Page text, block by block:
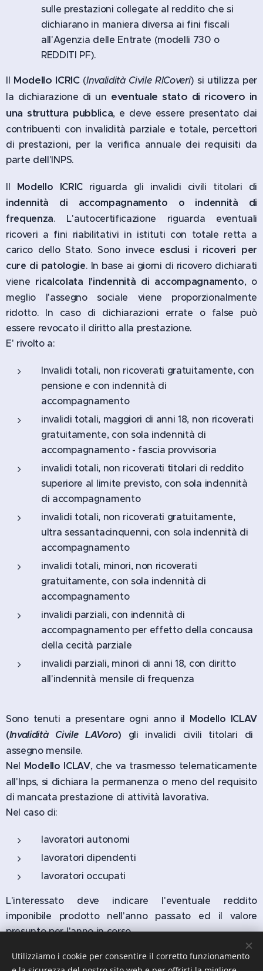
sulle prestazioni collegate al reddito che si
dichiarano in maniera diversa ai fini fiscali
all'Agenzia delle Entrate (modelli 730 o
REDDITI PF).
Il Modello ICRIC(Invalidità Civile RICoveri) si utilizza per
la dichiarazione di un eventuale stato di ricovero in
una struttura pubblica, e deve essere presentato dai
contribuenti con invalidità parziale e totale, percettori
di prestazioni, per la verifica annuale dei requisiti da
parte dell'INPS.
Il Modello ICRICriguarda gli invalidi civili titolari di
indennità di accompagnamento o indennità di
frequenza. L'autocertificazione riguarda eventuali
ricoveri a fini riabilitativi in istituti con totale retta a
carico dello Stato. Sono invece esclusi i ricoveri per
cure di patologie. In base ai giorni di ricovero dichiarati
viene ricalcolata l'indennità di accompagnamento, o
meglio l'assegno sociale viene proporzionalmente
ridotto. In caso di dichiarazioni errate o false può
essere revocato il diritto alla prestazione.
E' rivolto a:
Invalidi totali, non ricoverati gratuitamente, con
pensione e con indennità di
accompagnamento
invalidi totali, maggiori di anni 18, non ricoverati
gratuitamente, con sola indennità di
accompagnamento - fascia provvisoria
invalidi totali, non ricoverati titolari di reddito
superiore al limite previsto, con sola indennità
di accompagnamento
invalidi totali, non ricoverati gratuitamente,
ultra sessantacinquenni, con sola indennità di
accompagnamento
invalidi totali, minori, non ricoverati
gratuitamente, con sola indennità di
accompagnamento
invalidi parziali, con indennità di
accompagnamento per effetto della concausa
della cecità parziale
invalidi parziali, minori di anni 18, con diritto
all'indennità mensile di frequenza
Sono tenuti a presentare ogni anno il Modello ICLAV
(Invalidità Civile LAVoro) gli invalidi civili titolari di
assegno mensile.
Nel Modello ICLAV, che va trasmesso telematicamente
all'Inps, si dichiara la permanenza o meno del requisito
di mancata prestazione di attività lavorativa.
Nel caso di:
lavoratori autonomi
lavoratori dipendenti
lavoratori occupati
L'interessato deve indicare l'eventuale reddito
imponibile prodotto nell'anno passato ed il valore
presunto per l'anno in corso.
Utilizziamo i cookie per consentire il corretto funzionamento